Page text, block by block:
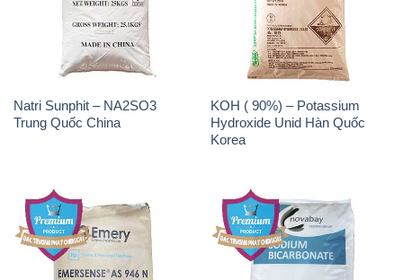
Natri Sunphit – NA2SO3
Trung Quốc China
KOH ( 90%) – Potassium
Hydroxide Unid Hàn Quốc
Korea